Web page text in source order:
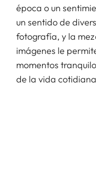
época o un
un sentido de
fotografía, y la
imágenes le
momentos
de la vida